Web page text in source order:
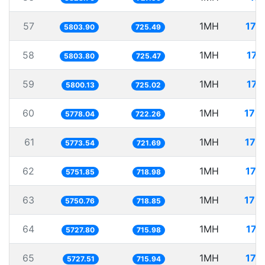
57 5803.90 725.49 1MH
58 5803.80 725.47 1MH
59 5800.13 725.02 1MH
60 5778.04 722.26 1MH
61 5773.54 721.69 1MH
62 5751.85 718.98 1MH
63 5750.76 718.85 1MH
64 5727.80 715.98 1MH
65 5727.51 715.94 1MH